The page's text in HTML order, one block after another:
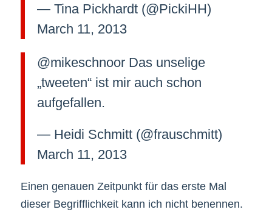
— Tina Pickhardt (@PickiHH)
March 11, 2013
@mikeschnoor Das unselige
„tweeten“ ist mir auch schon
aufgefallen.
— Heidi Schmitt (@frauschmitt)
March 11, 2013
Einen genauen Zeitpunkt für das erste Mal
dieser Begrifflichkeit kann ich nicht benennen.